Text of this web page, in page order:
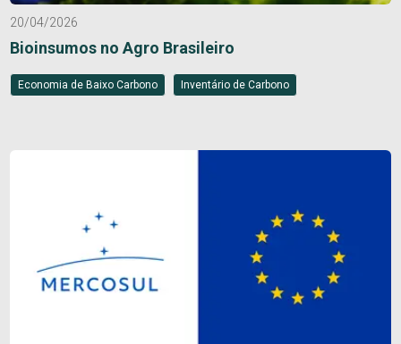
20/04/2026
Bioinsumos no Agro Brasileiro
Economia de Baixo Carbono Inventário de Carbono